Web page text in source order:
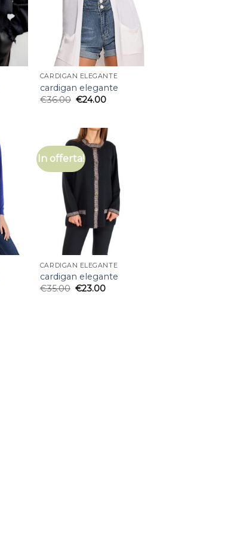
CARDIGAN ELEGANTE
cardigan elegante
€36.00 €24.00
In offerta!
CARDIGAN ELEGANTE
cardigan elegante
€35.00 €23.00